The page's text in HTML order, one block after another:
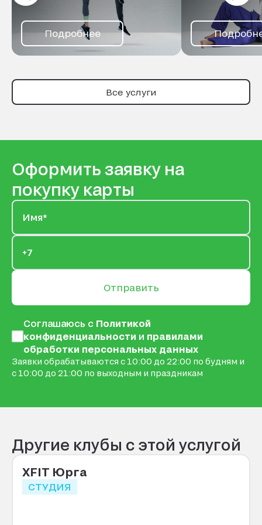
Подробнее
Все услуги
Оформить заявку на
покупку карты
Отправить
Соглашаюсь с Политикой
конфиденциальности и правилами
обработки персональных данных
Заявки обрабатываются с 10:00 до 22:00 по будням и
с 10:00 до 21:00 по выходным и праздникам
Другие клубы с этой услугой
XFIT Юрга
СТУДИЯ